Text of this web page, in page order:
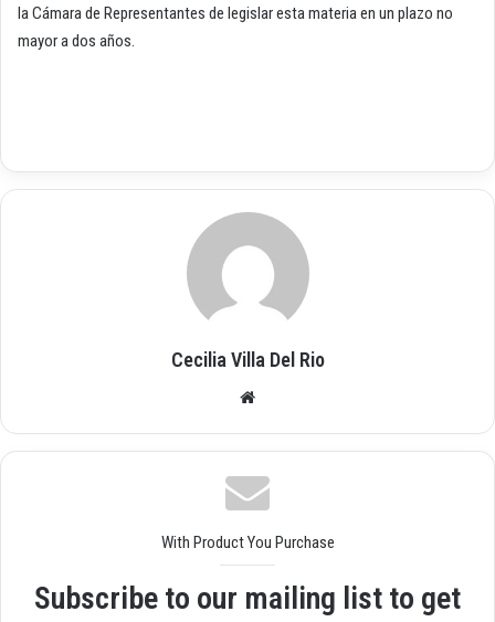
la Cámara de Representantes de legislar esta materia en un plazo no
mayor a dos años.
Cecilia Villa Del Rio
we
With Product You Purchase
Subscribe to our mailing list to get